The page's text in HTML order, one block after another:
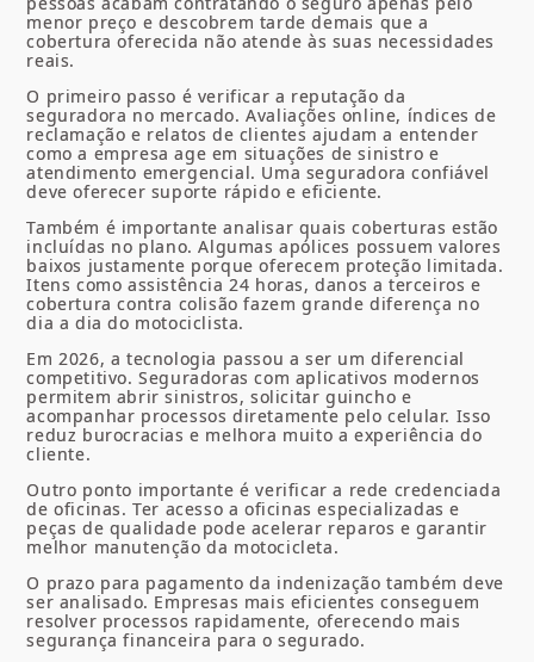
menor preço e descobrem tarde demais que a
cobertura oferecida não atende às suas necessidades
reais.
O primeiro passo é verificar a reputação da
seguradora no mercado. Avaliações online, índices de
reclamação e relatos de clientes ajudam a entender
como a empresa age em situações de sinistro e
atendimento emergencial. Uma seguradora confiável
deve oferecer suporte rápido e eficiente.
Também é importante analisar quais coberturas estão
incluídas no plano. Algumas apólices possuem valores
baixos justamente porque oferecem proteção limitada.
Itens como assistência 24 horas, danos a terceiros e
cobertura contra colisão fazem grande diferença no
dia a dia do motociclista.
Em 2026, a tecnologia passou a ser um diferencial
competitivo. Seguradoras com aplicativos modernos
permitem abrir sinistros, solicitar guincho e
acompanhar processos diretamente pelo celular. Isso
reduz burocracias e melhora muito a experiência do
cliente.
Outro ponto importante é verificar a rede credenciada
de oficinas. Ter acesso a oficinas especializadas e
peças de qualidade pode acelerar reparos e garantir
melhor manutenção da motocicleta.
O prazo para pagamento da indenização também deve
ser analisado. Empresas mais eficientes conseguem
resolver processos rapidamente, oferecendo mais
segurança financeira para o segurado.